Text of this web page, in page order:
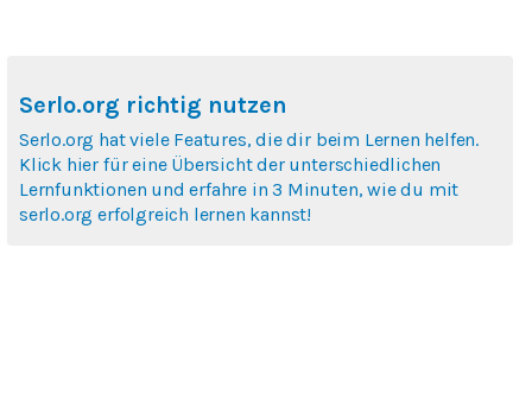
Serlo.org richtig nutzen
Serlo.org hat viele Features, die dir beim Lernen helfen.
Klick hier für eine Übersicht der unterschiedlichen
Lernfunktionen und erfahre in 3 Minuten, wie du mit
serlo.org erfolgreich lernen kannst!